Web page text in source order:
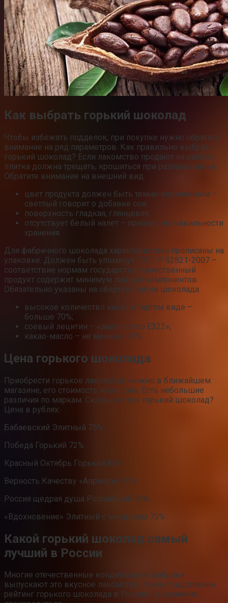
Как выбрать горький шоколад
Чтобы избежать подделок, при покупке нужно обратить
внимание на ряд параметров. Как правильно выбрать
горький шоколад? Если лакомство продают на развес,
плитка должна трещать, крошиться при разламывании.
Обратите внимание на внешний вид:
цвет продукта должен быть темно-коричневым –
светлый говорит о добавке сои;
поверхность гладкая, глянцевая;
отсутствует белый налет – признак неправильности
хранения.
Для фабричного шоколада характеристики прописаны на
упаковке. Должен быть упомянут ГОСТ Р 52821-2007 –
соответствие нормам государства. Качественный
продукт содержит минимум лишних компонентов.
Обязательно указаны на обертке плитки шоколада:
высокое количество какао в тертом виде –
больше 70%;
соевый лецитин – «эмульгатор Е322»;
какао-масло – не меньше 33%.
Цена горького шоколада
Приобрести горькое лакомство можно в ближайшем
магазине, его стоимость невысока. Есть небольшие
различия по маркам. Сколько стоит горький шоколад?
Цена в рублях:
Бабаевский Элитный 75%
Победа Горький 72%
Красный Октябрь Горький 80%
Верность Качеству «Априори» 99%
Россия щедрая душа Российский 70%
«Вдохновение» Элитный с миндалем 75%
Какой горький шоколад самый
лучший в России
Многие отечественные кондитерские фабрики
выпускают это вкусное лакомство. Ниже представлен
рейтинг горького шоколада в России с указанием